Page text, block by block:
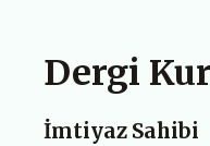
Dergi
İmtiyaz Sahibi